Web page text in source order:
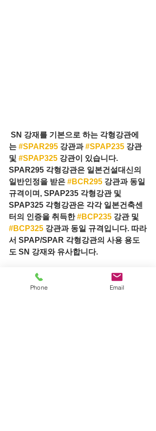
는 #SPAR295 강관과 #SPAP235 강관
및 #SPAP325 강관이 있습니다.
SPAR295 각형강관은 일본건설대신의
일반인정을 받은 #BCR295 강관과 동일
규격이며, SPAP235 각형강관 및
SPAP325 각형강관은 각각 일본건축센
터의 인증을 취득한 #BCP235 강관 및
#BCP325 강관과 동일 규격입니다. 따라
서 SPAP/SPAR 각형강관의 사용 용도
도 SN 강재와 유사합니다.
다만 SN 강재와 차이점은 #STKN
강관과 #SPAP
/#SPAR 각형강관은 냉간
Phone Email